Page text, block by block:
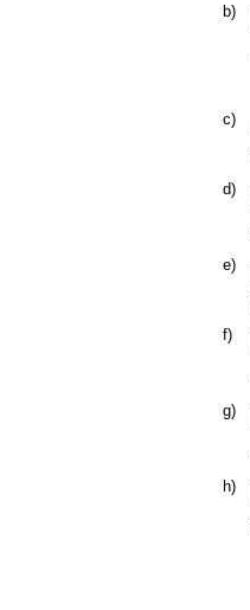
b)
c)
d)
e)
f)
g)
h)